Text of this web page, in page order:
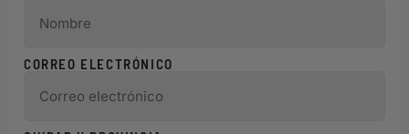
CORREO ELECTRÓNICO